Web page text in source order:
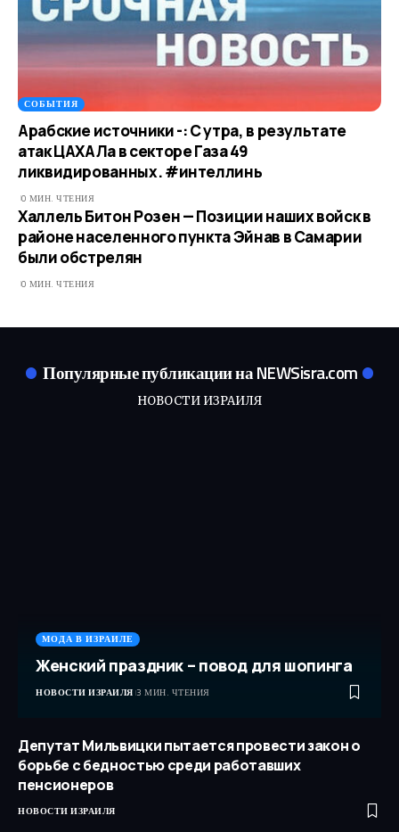
СОБЫТИЯ
Арабские источники -: С утра, в результате
атак ЦАХАЛа в секторе Газа 49
ликвидированных. #интеллинь
0 МИН. ЧТЕНИЯ
Халлель Битон Розен — Позиции наших войск в
районе населенного пункта Эйнав в Самарии
были обстрелян
0 МИН. ЧТЕНИЯ
Популярные публикации на NEWSisra.com
НОВОСТИ ИЗРАИЛЯ
МОДА В ИЗРАИЛЕ
Женский праздник – повод для шопинга
НОВОСТИ ИЗРАИЛЯ 3 МИН. ЧТЕНИЯ
Депутат Мильвицки пытается провести закон о
борьбе с бедностью среди работавших
пенсионеров
НОВОСТИ ИЗРАИЛЯ